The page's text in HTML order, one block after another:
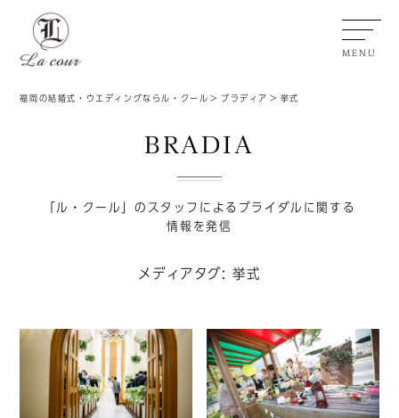
MENU
福岡の結婚式・ウエディングならル・クール ブラディア 挙式
BRADIA
「ル・クール」のスタッフによるブライダルに関する
情報を発信
メディアタグ:挙式